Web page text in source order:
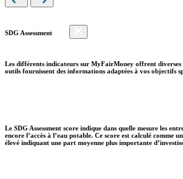
SDG Assessment
Les différents indicateurs sur MyFairMoney offrent diverses
outils fournissent des informations adaptées à vos objectifs
Le SDG Assessment score indique dans quelle mesure les
encore l’accès à l’eau potable. Ce score est calculé comme
élevé indiquant une part moyenne plus importante